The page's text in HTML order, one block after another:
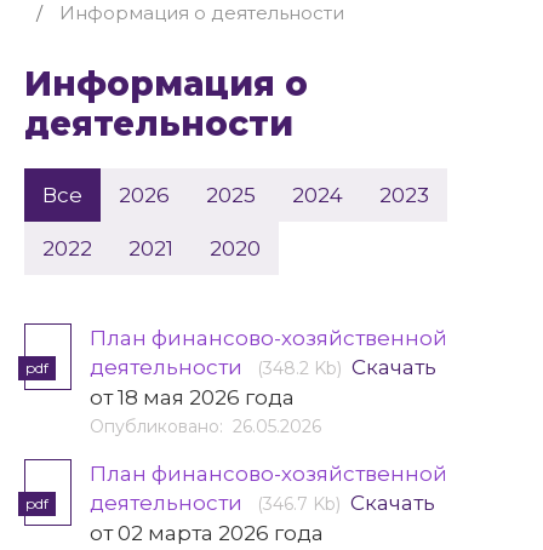
Информация о деятельности
Информация о
деятельности
Все 2026 2025 2024 2023
2022 2021 2020
pdf
План финансово-хозяйственной
деятельности
(348.2 Kb) Скачать
от 18 мая 2026 года
Опубликовано: 26.05.2026
pdf
План финансово-хозяйственной
деятельности
(346.7 Kb) Скачать
от 02 марта 2026 года